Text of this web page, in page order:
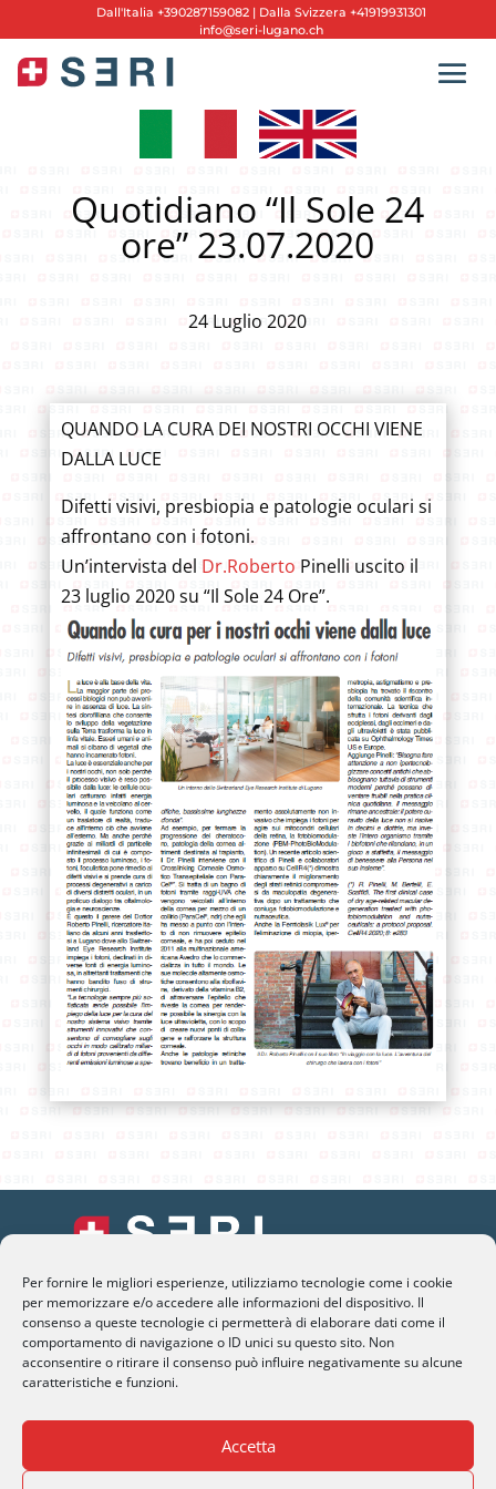
Per fornire le migliori esperienze, utilizziamo tecnologie come i cookie
per memorizzare e/o accedere alle informazioni del dispositivo. Il
consenso a queste tecnologie ci permetterà di elaborare dati come il
comportamento di navigazione o ID unici su questo sito. Non
acconsentire o ritirare il consenso può influire negativamente su alcune
caratteristiche e funzioni.
Accetta
Dall'Italia +390287159082 | Dalla Svizzera +41919931301
info@seri-lugano.ch
Quotidiano “Il Sole 24
ore” 23.07.2020
24 Luglio 2020
QUANDO LA CURA DEI NOSTRI OCCHI VIENE
DALLA LUCE
Difetti visivi, presbiopia e patologie oculari si
affrontano con i fotoni.
Un’intervista del Dr.Roberto Pinelli uscito il
23 luglio 2020 su “Il Sole 24 Ore”.
SERI Lugano
Palazzo Mantegazza (9° Piano)
CH-6900 Lugano – Paradiso
Minfo@seri-lugano.ch